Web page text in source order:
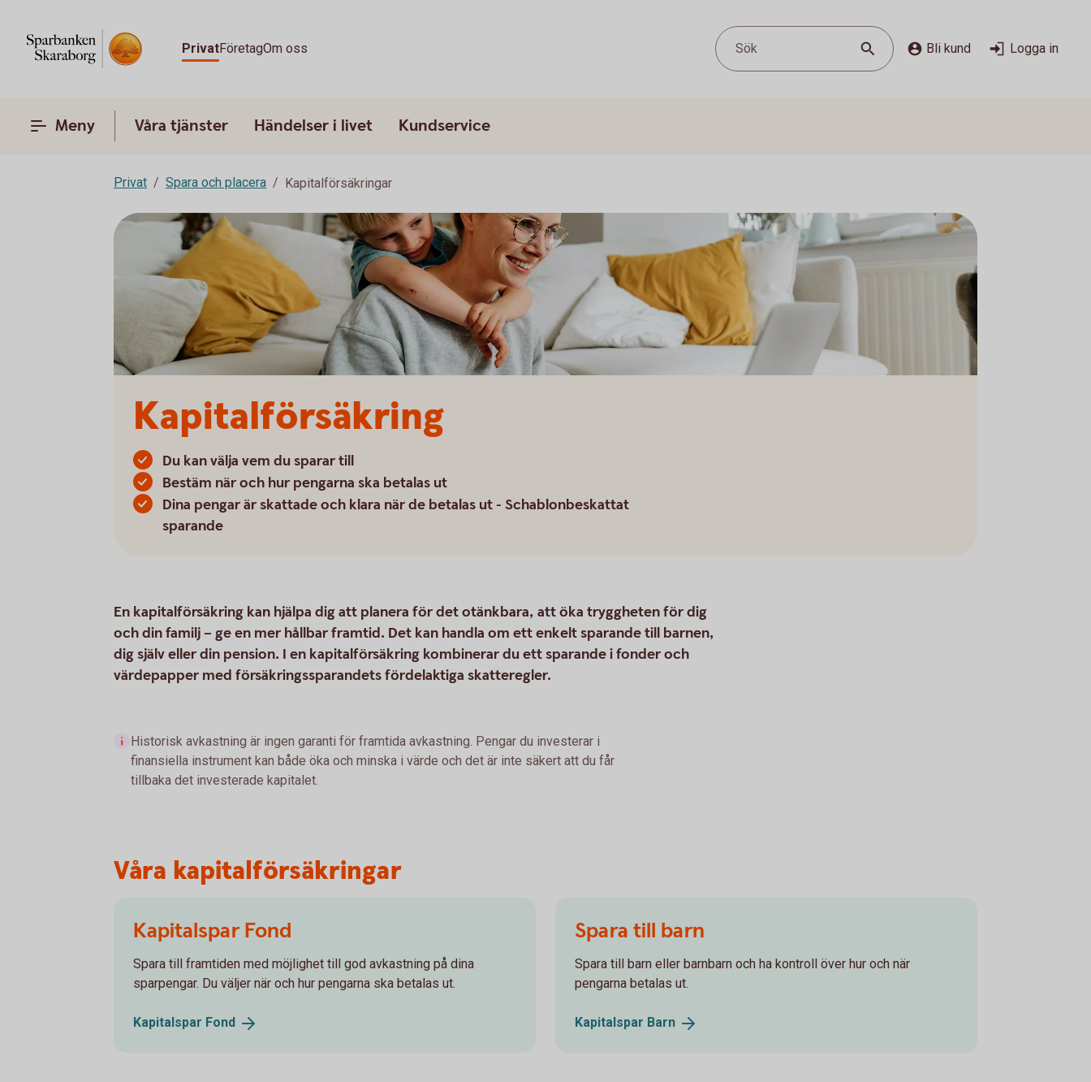
PrivatFöretagOm oss Sök Bli kund Logga in
Meny Våra tjänster Händelser i livet Kundservice
Privat Spara och placera Kapitalförsäkringar
Kapitalförsäkring
Du kan välja vem du sparar till
Bestäm när och hur pengarna ska betalas ut
Dina pengar är skattade och klara när de betalas ut - Schablonbeskattat
sparande
En kapitalförsäkring kan hjälpa dig att planera för det otänkbara, att öka tryggheten för dig
och din familj – ge en mer hållbar framtid. Det kan handla om ett enkelt sparande till barnen,
dig själv eller din pension. I en kapitalförsäkring kombinerar du ett sparande i fonder och
värdepapper med försäkringssparandets fördelaktiga skatteregler.
Historisk avkastning är ingen garanti för framtida avkastning. Pengar du investerar i
finansiella instrument kan både öka och minska i värde och det är inte säkert att du får
tillbaka det investerade kapitalet.
Våra kapitalförsäkringar
Kapitalspar Fond
Spara till framtiden med möjlighet till god avkastning på dina
sparpengar. Du väljer när och hur pengarna ska betalas ut.
Kapitalspar Fond
Spara till barn
Spara till barn eller barnbarn och ha kontroll över hur och när
pengarna betalas ut.
Kapitalspar Barn